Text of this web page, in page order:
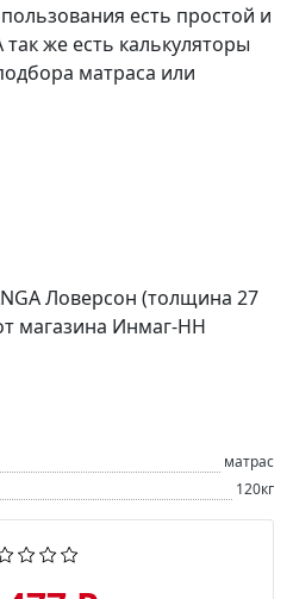
есть простой и
же есть калькуляторы
матраса или
матрас
120кг